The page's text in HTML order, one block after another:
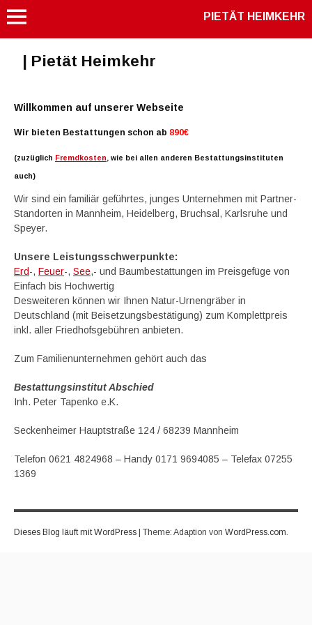
PIETÄT HEIMKEHR
| Pietät Heimkehr
Willkommen auf unserer Webseite
Wir bieten Bestattungen schon ab 890€
(zuzüglich Fremdkosten , wie bei allen anderen Bestattungsinstituten
auch)
Wir sind ein familiär geführtes, junges Unternehmen mit Partner-
Standorten in Mannheim, Heidelberg, Bruchsal, Karlsruhe und
Speyer.
Unsere Leistungsschwerpunkte:
Erd-, Feuer-, See,- und Baumbestattungen im Preisgefüge von
Einfach bis Hochwertig
Desweiteren können wir Ihnen Natur-Urnengräber in
Deutschland (mit Beisetzungsbestätigung) zum Komplettpreis
inkl. aller Friedhofsgebühren anbieten.
Zum Familienunternehmen gehört auch das
Bestattungsinstitut Abschied
Inh. Peter Tapenko e.K.
Seckenheimer Hauptstraße 124 / 68239 Mannheim
Telefon 0621 4824968 – Handy 0171 9694085 – Telefax 07255
1369
Dieses Blog läuft mit WordPress Theme: Adaption von WordPress.com.